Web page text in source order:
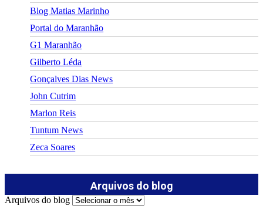
Blog Matias Marinho
Portal do Maranhão
G1 Maranhão
Gilberto Léda
Gonçalves Dias News
John Cutrim
Marlon Reis
Tuntum News
Zeca Soares
Arquivos do blog
Arquivos do blog